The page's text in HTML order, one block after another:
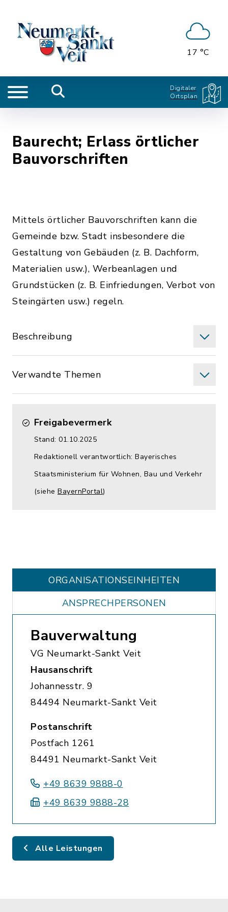
17 °C
Digitaler
Ortsplan
Baurecht; Erlass örtlicher
Bauvorschriften
Mittels örtlicher Bauvorschriften kann die
Gemeinde bzw. Stadt insbesondere die
Gestaltung von Gebäuden (z. B. Dachform,
Materialien usw.), Werbeanlagen und
Grundstücken (z. B. Einfriedungen, Verbot von
Steingärten usw.) regeln.
Beschreibung
Verwandte Themen
Freigabevermerk
Stand: 01.10.2025
Redaktionell verantwortlich: Bayerisches
Staatsministerium für Wohnen, Bau und Verkehr
(siehe BayernPortal)
ORGANISATIONS­EINHEITEN
ANSPRECHPERSONEN
Bauverwaltung
VG Neumarkt-Sankt Veit
Hausanschrift
Johannesstr. 9
84494 Neumarkt-Sankt Veit
Postanschrift
Postfach 1261
84491 Neumarkt-Sankt Veit
+49 8639 9888-0
+49 8639 9888-28
Alle Leistungen